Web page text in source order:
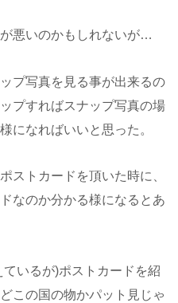
悪いのかもしれないが…
プ写真を見る事が出来るの
プすればスナップ写真の場
になればいいと思った。
ストカードを頂いた時に、
なのか分かる様になるとあ
いるが)ポストカードを紹
この国の物かパット見じゃ